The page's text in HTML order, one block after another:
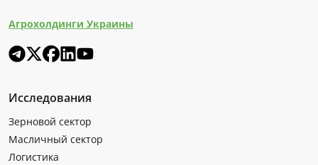
Агрохолдинги Украины
Исследования
Зерновой сектор
Масличный сектор
Логистика